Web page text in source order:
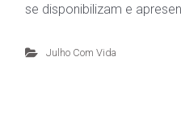
se disponibilizam e
Julho Com Vida